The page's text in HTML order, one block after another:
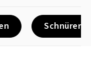
Schnürer